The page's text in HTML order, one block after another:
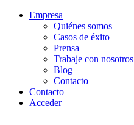
Empresa
Quiénes somos
Casos de éxito
Prensa
Trabaje con nosotros
Blog
Contacto
Contacto
Acceder